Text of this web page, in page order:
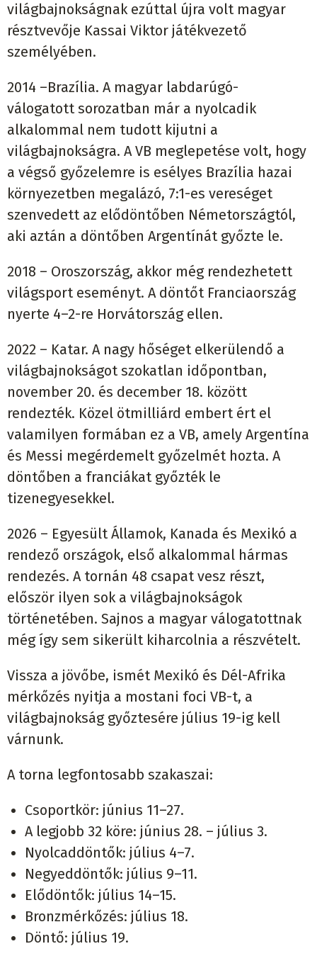
világbajnokságnak ezúttal újra volt magyar
résztvevője Kassai Viktor játékvezető
személyében.
2014 –Brazília. A magyar labdarúgó-
válogatott sorozatban már a nyolcadik
alkalommal nem tudott kijutni a
világbajnokságra. A VB meglepetése volt, hogy
a végső győzelemre is esélyes Brazília hazai
környezetben megalázó, 7:1-es vereséget
szenvedett az elődöntőben Németországtól,
aki aztán a döntőben Argentínát győzte le.
2018 – Oroszország, akkor még rendezhetett
világsport eseményt. A döntőt Franciaország
nyerte 4–2-re Horvátország ellen.
2022 – Katar. A nagy hőséget elkerülendő a
világbajnokságot szokatlan időpontban,
november 20. és december 18. között
rendezték. Közel ötmilliárd embert ért el
valamilyen formában ez a VB, amely Argentína
és Messi megérdemelt győzelmét hozta. A
döntőben a franciákat győzték le
tizenegyesekkel.
2026 – Egyesült Államok, Kanada és Mexikó a
rendező országok, első alkalommal hármas
rendezés. A tornán 48 csapat vesz részt,
először ilyen sok a világbajnokságok
történetében. Sajnos a magyar válogatottnak
még így sem sikerült kiharcolnia a részvételt.
Vissza a jövőbe, ismét Mexikó és Dél-Afrika
mérkőzés nyitja a mostani foci VB-t, a
világbajnokság győztesére július 19-ig kell
várnunk.
A torna legfontosabb szakaszai:
Csoportkör: június 11–27.
A legjobb 32 köre: június 28. – július 3.
Nyolcaddöntők: július 4–7.
Negyeddöntők: július 9–11.
Elődöntők: július 14–15.
Bronzmérkőzés: július 18.
Döntő: július 19.